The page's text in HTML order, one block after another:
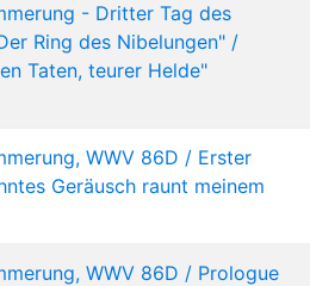
- Dritter Tag des
Ring des Nibelungen" /
Taten, teurer Helde"
WWV 86D / Erster
Geräusch raunt meinem
WWV 86D / Prologue